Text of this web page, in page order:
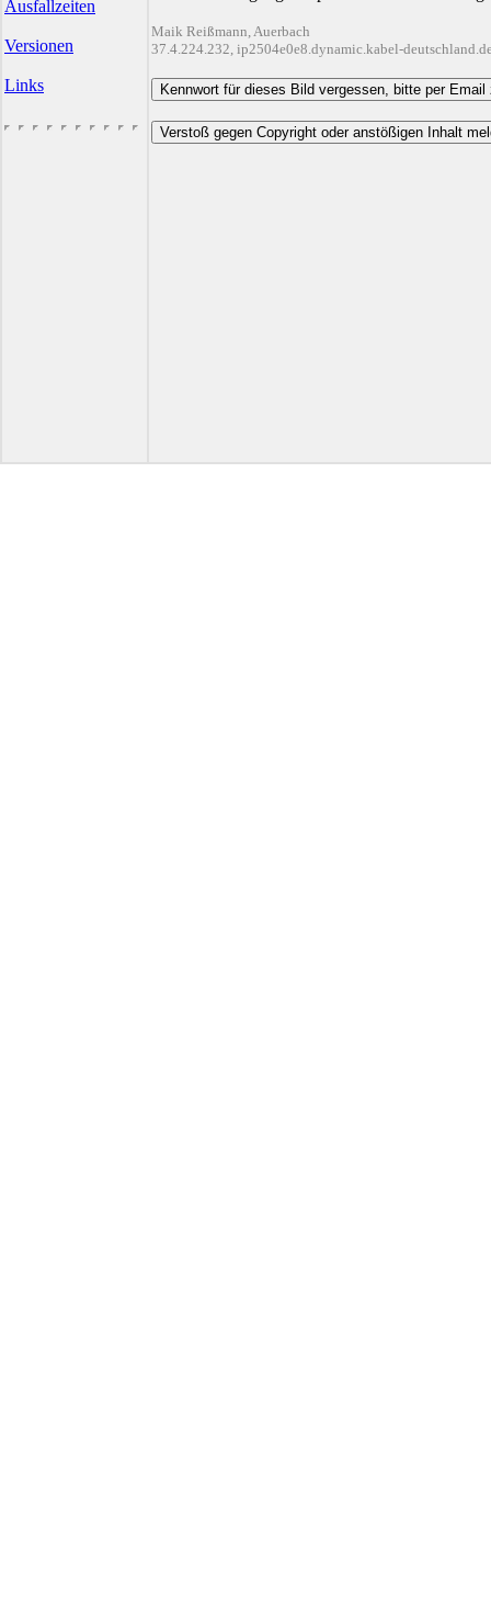
Ausfallzeiten
Versionen
Links
Maik Reißmann, Auerbach
37.4.224.232, ip2504e0e8.dynamic.kabel-